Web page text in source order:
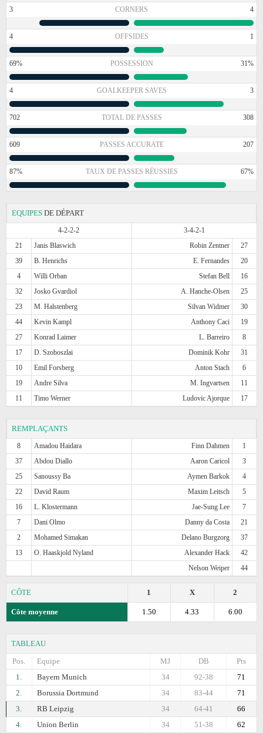
3 CORNERS 4
4 OFFSIDES 1
69% POSSESSION 31%
4 GOALKEEPER SAVES 3
702 TOTAL DE PASSES 308
609 PASSES ACCURATE 207
87% TAUX DE PASSES RÉUSSIES 67%
EQUIPES DE DÉPART
4-2-2-2
3-4-2-1
21
Janis Blaswich Robin Zentner
27
39
B. Henrichs E. Fernandes
20
4
Willi Orban Stefan Bell
16
32
Josko Gvardiol A. Hanche-Olsen
25
23
M. Halstenberg Silvan Widmer
30
44
Kevin Kampl Anthony Caci
19
27
Konrad Laimer L. Barreiro
8
17
D. Szoboszlai Dominik Kohr
31
10
Emil Forsberg Anton Stach
6
19
Andre Silva M. Ingvartsen
11
11
Timo Werner Ludovic Ajorque 17
REMPLAÇANTS
8 Amadou Haidara Finn Dahmen
1
37
Abdou Diallo Aaron Caricol
3
25
Sanoussy Ba Aymen Barkok
4
22
David Raum Maxim Leitsch
5
16
L. Klostermann Jae-Sung Lee
7
7
Dani Olmo Danny da Costa
21
2
Mohamed Simakan Delano Burgzorg
37
13
O. Haaskjold Nyland Alexander Hack
42
Nelson Weiper
44
CÔTE 2
X
1
Côte moyenne 6.00
4.33
1.50
TABLEAU
Pos.
Equipe Pts
DB
MJ
1.
Bayern Munich 71
92-38
34
2.
Borussia Dortmund 71
83-44
34
3.
RB Leipzig 66
64-41
34
4.
Union Berlin 62
51-38
34